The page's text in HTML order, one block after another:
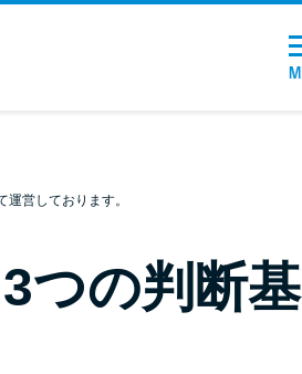
総合人気ランキング
とにかくすぐ借りたい方向け
バレずに借りたい方向け
営しております。
つの判断基